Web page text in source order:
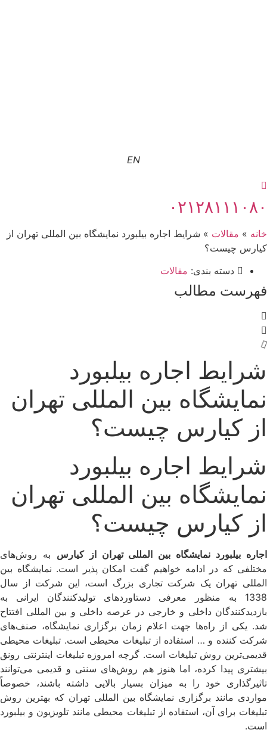
EN
۰۲۱۲۸۱۱۱۰۸۰
خانه » مقالات » شرایط اجاره بیلبورد نمایشگاه بین المللی تهران از
کیارس چیست؟
دسته بندی: مقالات
فهرست مطالب
شرایط اجاره بیلبورد
نمایشگاه بین المللی تهران
از کیارس چیست؟
شرایط اجاره بیلبورد
نمایشگاه بین المللی تهران
از کیارس چیست؟
اجاره بیلبورد نمایشگاه بین المللی تهران از کیارس به روش‌های
مختلفی که در ادامه خواهیم گفت امکان پذیر است. نمایشگاه بین
المللی تهران یک شرکت تجاری بزرگ است، این شرکت از سال
1338 به منظور معرفی دستاوردهای تولیدکنندگان ایرانی به
بازدیدکنندگان داخلی و خارجی در عرصه داخلی و بین المللی افتتاح
شد. یکی از راه‌ها جهت اعلام زمان برگزاری نمایشگاه، صنف‌های
شرکت کننده و … استفاده از تبلیغات محیطی است. تبلیغات محیطی
قدیمی‌ترین روش تبلیغات است. گرچه امروزه تبلیغات اینترنتی رونق
بیشتری پیدا کرده، اما هنوز هم روش‌های سنتی و قدیمی می‌توانند
تاثیرگذاری خود را به میزان بسیار بالایی داشته باشند، خصوصاً
مواردی مانند برگزاری نمایشگاه بین المللی تهران که بهترین روش
تبلیغات برای آن، استفاده از تبلیغات محیطی مانند تلویزیون و بیلبورد
است.